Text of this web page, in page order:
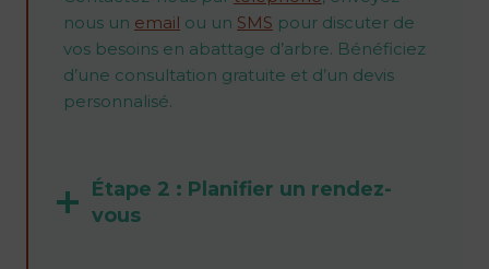
nous un email ou un SMS pour discuter de
vos besoins en abattage d’arbre. Bénéficiez
d’une consultation gratuite et d’un devis
personnalisé.
Étape 2 : Planifier un rendez-
vous